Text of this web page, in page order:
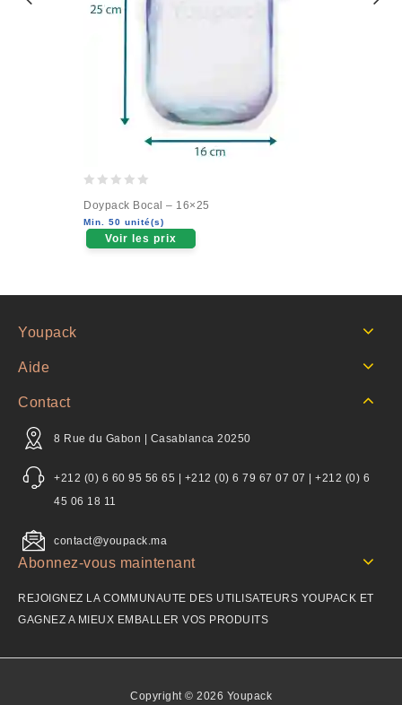
out
of
5
Doypack Bocal – 16×25
Min. 50 unité(s)
Voir les prix
Youpack
Aide
Contact
8 Rue du Gabon | Casablanca 20250
+212 (0) 6 60 95 56 65 | +212 (0) 6 79 67 07 07 | +212 (0) 6
45 06 18 11
contact@youpack.ma
Abonnez-vous maintenant
REJOIGNEZ LA COMMUNAUTE DES UTILISATEURS YOUPACK ET
GAGNEZ A MIEUX EMBALLER VOS PRODUITS
Copyright © 2026 Youpack